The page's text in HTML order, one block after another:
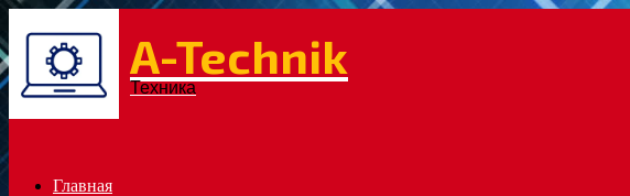
Menu A-Technik
Техника
Главная